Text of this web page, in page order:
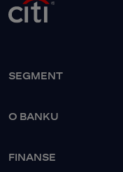
SEGMENT
O BANKU
FINANSE